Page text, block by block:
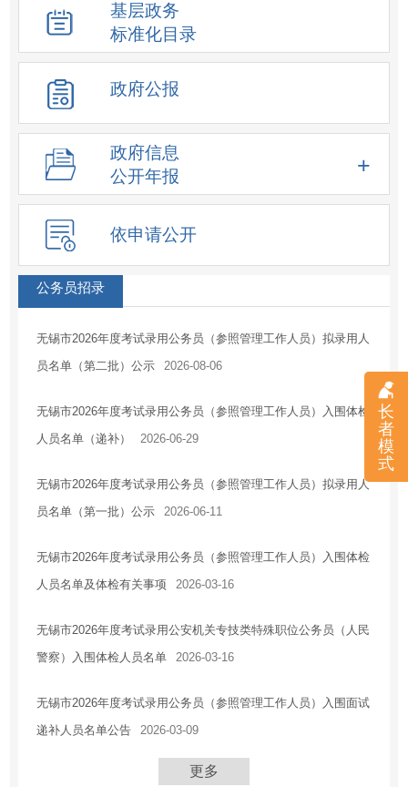
长
者
模
式
重大决策预公开
建议提案结果公开
人事信息
重大项目
价格收费
重大民生信息
新闻发布会
化解过剩产能工作信息
降低要素成本信息
征地信息
房屋征收
土地供应
住房保障
农业供给侧改革
乡村振兴
基层政务
标准化目录
政府公报
政府信息
公开年报
依申请公开
公务员招录
无锡市2026年度考试录用公务员（参照管理工作人员）拟录用人
员名单（第二批）公示
2026-08-06
无锡市2026年度考试录用公务员（参照管理工作人员）入围体检
人员名单（递补）
2026-06-29
无锡市2026年度考试录用公务员（参照管理工作人员）拟录用人
员名单（第一批）公示
2026-06-11
无锡市2026年度考试录用公务员（参照管理工作人员）入围体检
人员名单及体检有关事项
2026-03-16
无锡市2026年度考试录用公安机关专技类特殊职位公务员（人民
警察）入围体检人员名单
2026-03-16
无锡市2026年度考试录用公务员（参照管理工作人员）入围面试
递补人员名单公告
2026-03-09
更多